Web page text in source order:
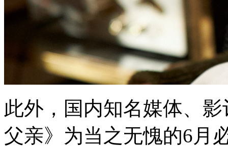
此外，国内知名媒体、
父亲》为当之无愧的6月